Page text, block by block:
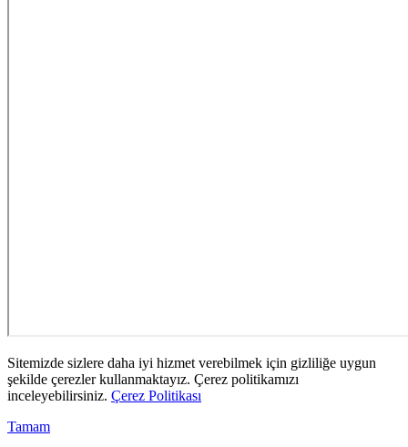
Sitemizde sizlere daha iyi hizmet verebilmek için gizliliğe uygun
şekilde çerezler kullanmaktayız. Çerez politikamızı
inceleyebilirsiniz. Çerez Politikası
Tamam